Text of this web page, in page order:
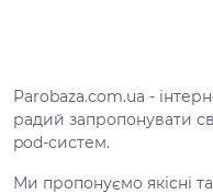
Parobaza.com.ua -
радий запропонувати
pod-систем.
Ми пропонуємо якісні